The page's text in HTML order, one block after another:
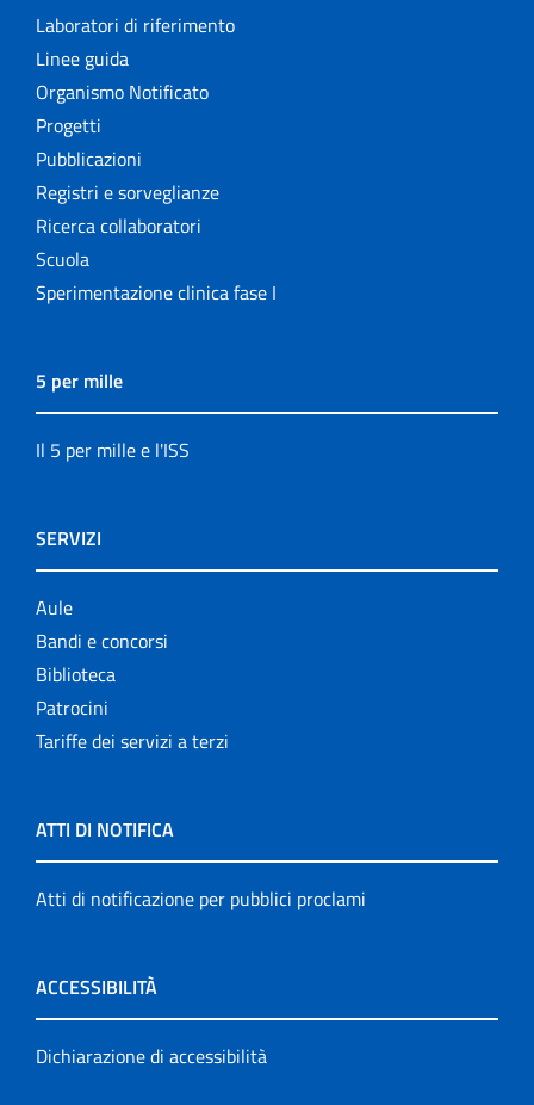
Laboratori di riferimento
Linee guida
Organismo Notificato
Progetti
Pubblicazioni
Registri e sorveglianze
Ricerca collaboratori
Scuola
Sperimentazione clinica fase I
5 per mille
Il 5 per mille e l'ISS
SERVIZI
Aule
Bandi e concorsi
Biblioteca
Patrocini
Tariffe dei servizi a terzi
ATTI DI NOTIFICA
Atti di notificazione per pubblici proclami
ACCESSIBILITÀ
Dichiarazione di accessibilità